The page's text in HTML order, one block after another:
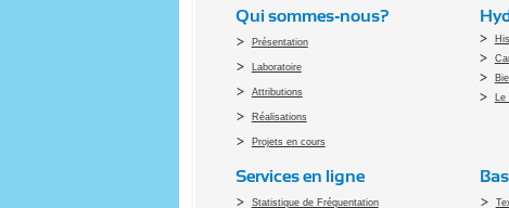
Qui sommes-nous?
Présentation
Laboratoire
Attributions
Réalisations
Projets en cours
Le
Services en ligne
Statistique de Fréquentation